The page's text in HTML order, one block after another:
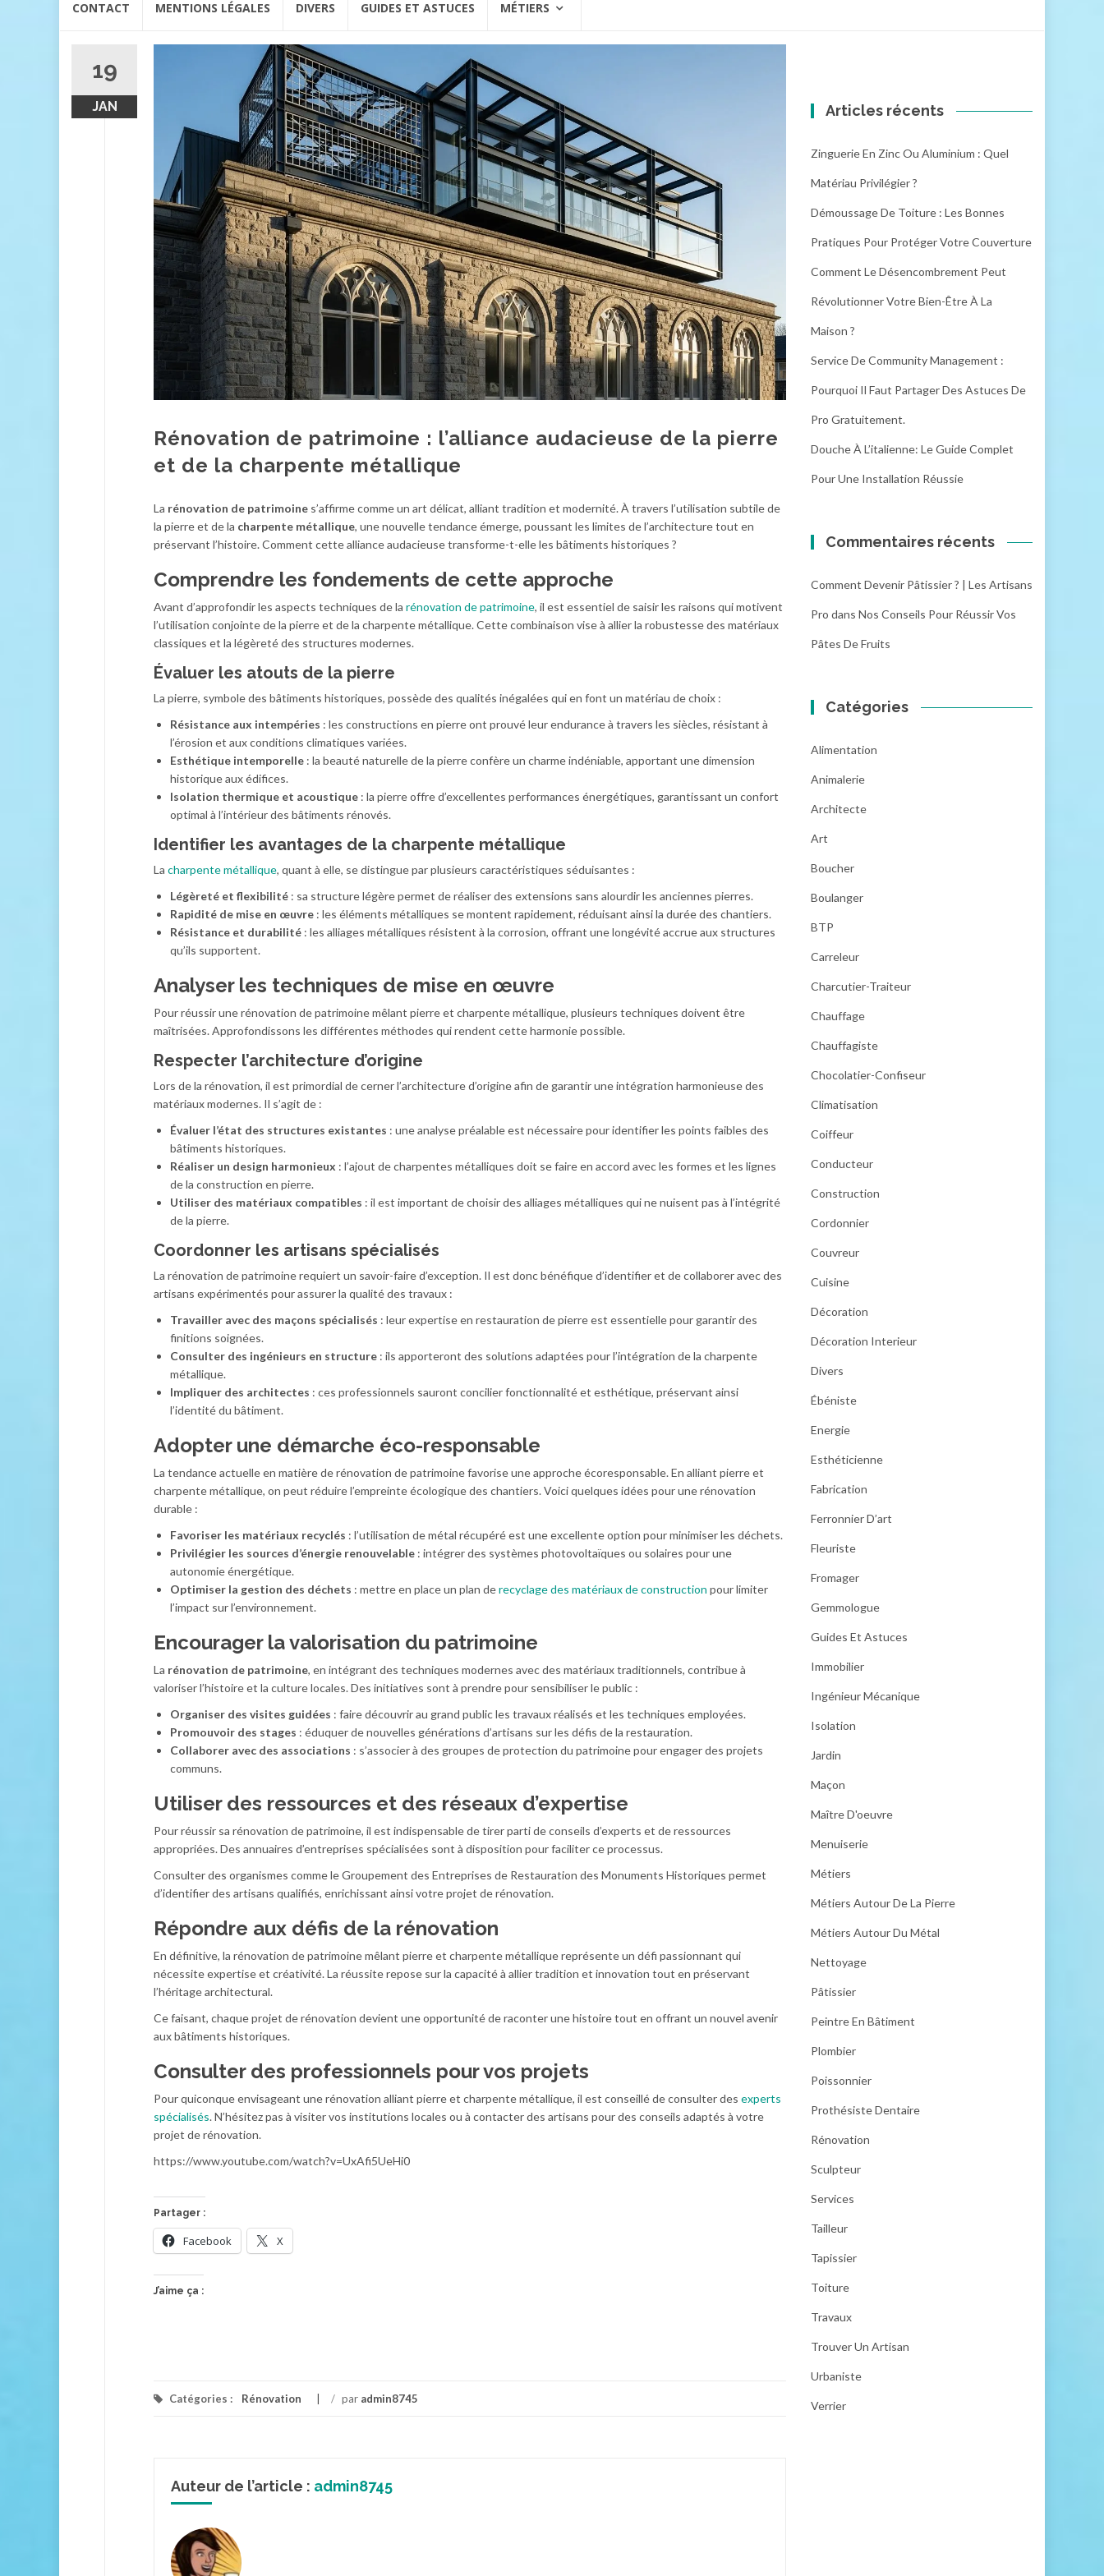
CONTACT MENTIONS LÉGALES DIVERS GUIDES ET ASTUCES MÉTIERS
19
JAN
Rénovation de patrimoine : l’alliance audacieuse de la pierre
et de la charpente métallique
La rénovation de patrimoine s’affirme comme un art délicat, alliant tradition et modernité. À travers l’utilisation subtile de
la pierre et de la charpente métallique, une nouvelle tendance émerge, poussant les limites de l’architecture tout en
préservant l’histoire. Comment cette alliance audacieuse transforme-t-elle les bâtiments historiques ?
Comprendre les fondements de cette approche
Avant d’approfondir les aspects techniques de la rénovation de patrimoine, il est essentiel de saisir les raisons qui motivent
l’utilisation conjointe de la pierre et de la charpente métallique. Cette combinaison vise à allier la robustesse des matériaux
classiques et la légèreté des structures modernes.
Évaluer les atouts de la pierre
La pierre, symbole des bâtiments historiques, possède des qualités inégalées qui en font un matériau de choix :
Résistance aux intempéries : les constructions en pierre ont prouvé leur endurance à travers les siècles, résistant à
l’érosion et aux conditions climatiques variées.
Esthétique intemporelle : la beauté naturelle de la pierre confère un charme indéniable, apportant une dimension
historique aux édifices.
Isolation thermique et acoustique : la pierre offre d’excellentes performances énergétiques, garantissant un confort
optimal à l’intérieur des bâtiments rénovés.
Identifier les avantages de la charpente métallique
La charpente métallique, quant à elle, se distingue par plusieurs caractéristiques séduisantes :
Légèreté et flexibilité : sa structure légère permet de réaliser des extensions sans alourdir les anciennes pierres.
Rapidité de mise en œuvre : les éléments métalliques se montent rapidement, réduisant ainsi la durée des chantiers.
Résistance et durabilité : les alliages métalliques résistent à la corrosion, offrant une longévité accrue aux structures
qu’ils supportent.
Analyser les techniques de mise en œuvre
Pour réussir une rénovation de patrimoine mêlant pierre et charpente métallique, plusieurs techniques doivent être
maîtrisées. Approfondissons les différentes méthodes qui rendent cette harmonie possible.
Respecter l’architecture d’origine
Lors de la rénovation, il est primordial de cerner l’architecture d’origine afin de garantir une intégration harmonieuse des
matériaux modernes. Il s’agit de :
Évaluer l’état des structures existantes : une analyse préalable est nécessaire pour identifier les points faibles des
bâtiments historiques.
Réaliser un design harmonieux : l’ajout de charpentes métalliques doit se faire en accord avec les formes et les lignes
de la construction en pierre.
Utiliser des matériaux compatibles : il est important de choisir des alliages métalliques qui ne nuisent pas à l’intégrité
de la pierre.
Coordonner les artisans spécialisés
La rénovation de patrimoine requiert un savoir-faire d’exception. Il est donc bénéfique d’identifier et de collaborer avec des
artisans expérimentés pour assurer la qualité des travaux :
Travailler avec des maçons spécialisés : leur expertise en restauration de pierre est essentielle pour garantir des
finitions soignées.
Consulter des ingénieurs en structure : ils apporteront des solutions adaptées pour l’intégration de la charpente
métallique.
Impliquer des architectes : ces professionnels sauront concilier fonctionnalité et esthétique, préservant ainsi
l’identité du bâtiment.
Adopter une démarche éco-responsable
La tendance actuelle en matière de rénovation de patrimoine favorise une approche écoresponsable. En alliant pierre et
charpente métallique, on peut réduire l’empreinte écologique des chantiers. Voici quelques idées pour une rénovation
durable :
Favoriser les matériaux recyclés : l’utilisation de métal récupéré est une excellente option pour minimiser les déchets.
Privilégier les sources d’énergie renouvelable : intégrer des systèmes photovoltaïques ou solaires pour une
autonomie énergétique.
Optimiser la gestion des déchets : mettre en place un plan derecyclage des matériaux de construction pour limiter
l’impact sur l’environnement.
Encourager la valorisation du patrimoine
La rénovation de patrimoine, en intégrant des techniques modernes avec des matériaux traditionnels, contribue à
valoriser l’histoire et la culture locales. Des initiatives sont à prendre pour sensibiliser le public :
Organiser des visites guidées : faire découvrir au grand public les travaux réalisés et les techniques employées.
Promouvoir des stages : éduquer de nouvelles générations d’artisans sur les défis de la restauration.
Collaborer avec des associations : s’associer à des groupes de protection du patrimoine pour engager des projets
communs.
Utiliser des ressources et des réseaux d’expertise
Pour réussir sa rénovation de patrimoine, il est indispensable de tirer parti de conseils d’experts et de ressources
appropriées. Des annuaires d’entreprises spécialisées sont à disposition pour faciliter ce processus.
Consulter des organismes comme le Groupement des Entreprises de Restauration des Monuments Historiques permet
d’identifier des artisans qualifiés, enrichissant ainsi votre projet de rénovation.
Répondre aux défis de la rénovation
En définitive, la rénovation de patrimoine mêlant pierre et charpente métallique représente un défi passionnant qui
nécessite expertise et créativité. La réussite repose sur la capacité à allier tradition et innovation tout en préservant
l’héritage architectural.
Ce faisant, chaque projet de rénovation devient une opportunité de raconter une histoire tout en offrant un nouvel avenir
aux bâtiments historiques.
Consulter des professionnels pour vos projets
Pour quiconque envisageant une rénovation alliant pierre et charpente métallique, il est conseillé de consulter des experts
spécialisés. N’hésitez pas à visiter vos institutions locales ou à contacter des artisans pour des conseils adaptés à votre
projet de rénovation.
https://www.youtube.com/watch?v=UxAfi5UeHi0
Partager :
Facebook X
J’aime ça :
Catégories : Rénovation / par admin8745
Auteur de l’article : admin8745
Articles récents
Zinguerie En Zinc Ou Aluminium : Quel
Matériau Privilégier ?
Démoussage De Toiture : Les Bonnes
Pratiques Pour Protéger Votre Couverture
Comment Le Désencombrement Peut
Révolutionner Votre Bien-Être À La
Maison ?
Service De Community Management :
Pourquoi Il Faut Partager Des Astuces De
Pro Gratuitement.
Douche À L’italienne: Le Guide Complet
Pour Une Installation Réussie
Commentaires récents
Comment Devenir Pâtissier ? | Les Artisans
Pro dans Nos Conseils Pour Réussir Vos
Pâtes De Fruits
Catégories
Alimentation
Animalerie
Architecte
Art
Boucher
Boulanger
BTP
Carreleur
Charcutier-Traiteur
Chauffage
Chauffagiste
Chocolatier-Confiseur
Climatisation
Coiffeur
Conducteur
Construction
Cordonnier
Couvreur
Cuisine
Décoration
Décoration Interieur
Divers
Ébéniste
Energie
Esthéticienne
Fabrication
Ferronnier D’art
Fleuriste
Fromager
Gemmologue
Guides Et Astuces
Immobilier
Ingénieur Mécanique
Isolation
Jardin
Maçon
Maître D'oeuvre
Menuiserie
Métiers
Métiers Autour De La Pierre
Métiers Autour Du Métal
Nettoyage
Pâtissier
Peintre En Bâtiment
Plombier
Poissonnier
Prothésiste Dentaire
Rénovation
Sculpteur
Services
Tailleur
Tapissier
Toiture
Travaux
Trouver Un Artisan
Urbaniste
Verrier